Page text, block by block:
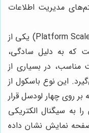
مدیریت اطلاعات
باسکول کفه ای (Platform Scale) یکی از
که به دلیل سادگی،
در بسیاری از
این نوع باسکول از
روی چهار لودسل قرار
به سیگنال الکتریکی
نمایش نشان داده